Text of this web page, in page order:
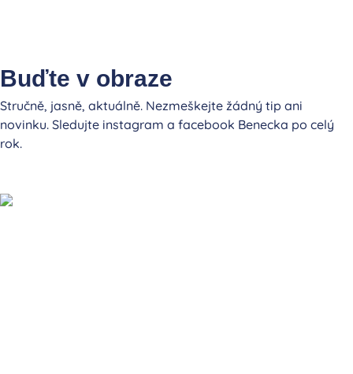
Buďte v obraze
Stručně, jasně, aktuálně. Nezmeškejte žádný tip ani
novinku. Sledujte instagram a facebook Benecka po celý
rok.